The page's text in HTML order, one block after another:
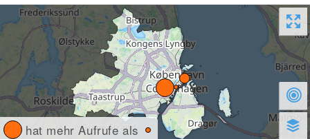
hat mehr Aufrufe als